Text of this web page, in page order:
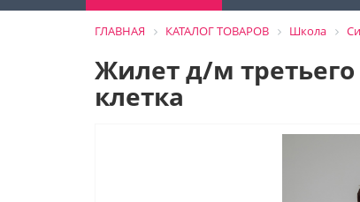
ГЛАВНАЯ КАТАЛОГ ТОВАРОВ Школа
Жилет д/м
клетка